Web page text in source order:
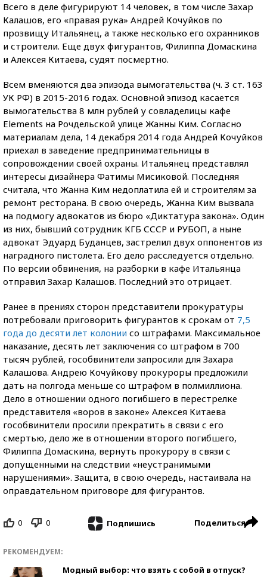
Всего в деле фигурируют 14 человек, в том числе Захар
Калашов, его «правая рука» Андрей Кочуйков по
прозвищу Итальянец, а также несколько его охранников
и строители. Еще двух фигурантов, Филиппа Домаскина
и Алексея Китаева, судят посмертно.
Всем вменяются два эпизода вымогательства (ч. 3 ст. 163
УК РФ) в 2015-2016 годах. Основной эпизод касается
вымогательства 8 млн рублей у совладелицы кафе
Elements на Рочдельской улице Жанны Ким. Согласно
материалам дела, 14 декабря 2014 года Андрей Кочуйков
приехал в заведение предпринимательницы в
сопровождении своей охраны. Итальянец представлял
интересы дизайнера Фатимы Мисиковой. Последняя
считала, что Жанна Ким недоплатила ей и строителям за
ремонт ресторана. В свою очередь, Жанна Ким вызвала
на подмогу адвокатов из бюро «Диктатура закона». Один
из них, бывший сотрудник КГБ СССР и РУБОП, а ныне
адвокат Эдуард Буданцев, застрелил двух оппонентов из
наградного пистолета. Его дело расследуется отдельно.
По версии обвинения, на разборки в кафе Итальянца
отправил Захар Калашов. Последний это отрицает.
Ранее в прениях сторон представители прокуратуры
потребовали приговорить фигурантов к срокам от 7,5
года до десяти лет колонии со штрафами. Максимальное
наказание, десять лет заключения со штрафом в 700
тысяч рублей, гособвинители запросили для Захара
Калашова. Андрею Кочуйкову прокуроры предложили
дать на полгода меньше со штрафом в полмиллиона.
Дело в отношении одного погибшего в перестрелке
представителя «воров в законе» Алексея Китаева
гособвинители просили прекратить в связи с его
смертью, дело же в отношении второго погибшего,
Филиппа Домаскина, вернуть прокурору в связи с
допущенными на следствии «неустранимыми
нарушениями». Защита, в свою очередь, настаивала на
оправдательном приговоре для фигурантов.
0 0 Подпишись Поделиться
РЕКОМЕНДУЕМ:
Модный выбор: что взять с собой в отпуск?